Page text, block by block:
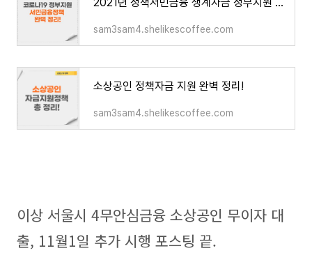
sam3sam4.shelikescoffee.com
소상공인 정책자금 지원 완벽 정리!
sam3sam4.shelikescoffee.com
이상 서울시 4무안심금융 소상공인 무이자 대
출, 11월1일 추가 시행 포스팅 끝.